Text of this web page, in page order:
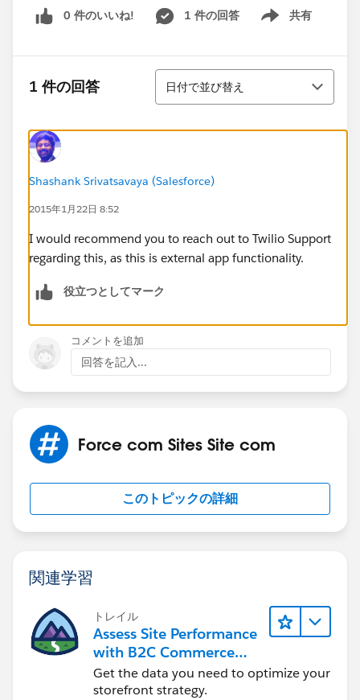
0 件のいいね! 1 件の回答 共有
Show menu
1 件の回答
並び替え
日付で並び替え
Shashank Srivatsavaya (Salesforce)
2015年1月22日 8:52
I would recommend you to reach out to Twilio Support
regarding this, as this is external app functionality.
役立つとしてマーク
コメントを追加
回答を記入...
Force com Sites Site com
このトピックの詳細
関連学習
トレイル
Assess Site Performance
with B2C Commerce
Reports & Dashboards
Get the data you need to optimize your
storefront strategy.